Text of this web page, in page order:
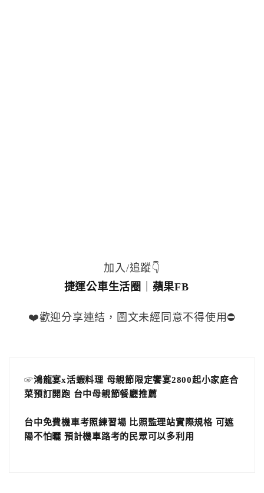
加入/追蹤👇
捷運公車生活圈
蘋果FB
❤️歡迎分享連結，圖文未經同意不得使用⛔️
☞鴻龍宴x活蝦料理 母親節限定饗宴2800起小家庭合
菜預訂開跑 台中母親節餐廳推薦
台中免費機車考照練習場 比照監理站實際規格 可遮
陽不怕曬 預計機車路考的民眾可以多利用